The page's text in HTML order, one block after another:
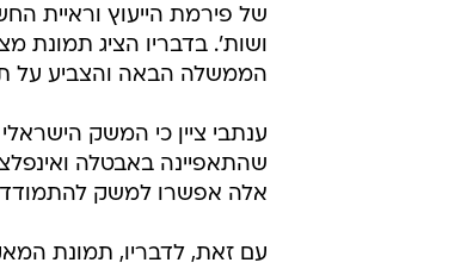
ושות'. בדבריו הציג תמונת
הממשלה הבאה והצביע על
שהתאפיינה באבטלה
אלה אפשרו למשק להתמודד
עם זאת, לדבריו, תמונת